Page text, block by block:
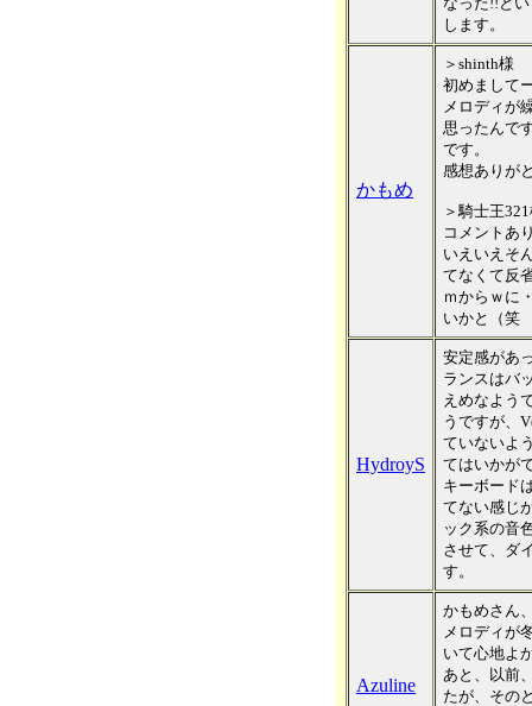
します。
かもめ
＞shinth様
初めまして
メロディが
思ったんで
です。
感想ありが
＞騎士王
コメントあ
いえいえそ
てなくて反
ｍからｗに
いかと（笑
HydroyS
安定感があ
ランスはバ
えめなよう
うですが、
ていないよ
てはいかが
キーボード
てない感じ
ック系の音
させて、ダ
す。
Azuline
かもめさん
メロディが
いて心地よ
あと、以前
たが、その